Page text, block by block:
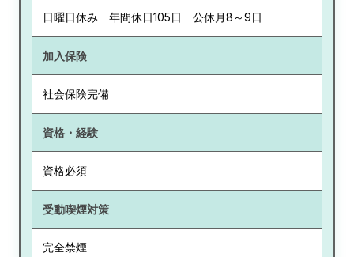
日曜日休み 年間休日105日 公休月8～9日
加入保険
社会保険完備
資格・経験
資格必須
受動喫煙対策
完全禁煙